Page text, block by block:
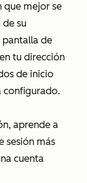
que mejor se
su
de
tu dirección
de inicio
configurado.
aprende a
sesión más
cuenta